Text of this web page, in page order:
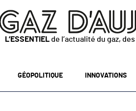
L’ESSENTIEL de l’actualité du gaz,
GÉOPOLITIQUE INNOVATIONS